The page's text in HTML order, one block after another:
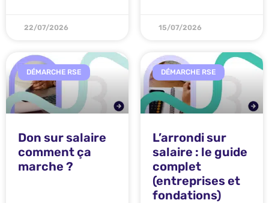
22/07/2026 15/07/2026
DÉMARCHE RSE
Don sur salaire
comment ça
marche ?
DÉMARCHE RSE
L’arrondi sur
salaire : le guide
complet
(entreprises et
fondations)